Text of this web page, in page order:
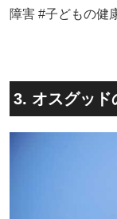
障害 #子どもの健
3. オスグッド